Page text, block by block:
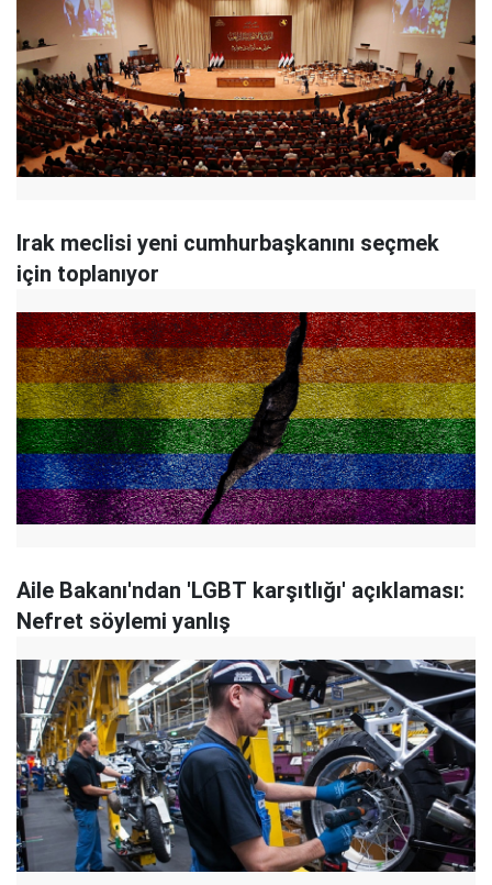
Irak meclisi yeni cumhurbaşkanını seçmek
için toplanıyor
Aile Bakanı'ndan 'LGBT karşıtlığı' açıklaması:
Nefret söylemi yanlış